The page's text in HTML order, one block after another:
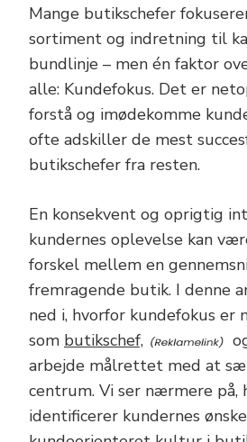
Mange butikschefer
sortiment og indretning til
bundlinje – men én faktor
alle: Kundefokus. Det er
forstå og imødekomme
ofte adskiller de mest
butikschefer fra resten.
En konsekvent og oprigtig
kundernes oplevelse kan
forskel mellem en
fremragende butik. I denne
ned i, hvorfor kundefokus er
som butikschef,
arbejde målrettet med at
centrum. Vi ser nærmere på,
identificerer kundernes